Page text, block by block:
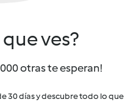
ves?
otras te esperan!
30 días y descubre todo lo que